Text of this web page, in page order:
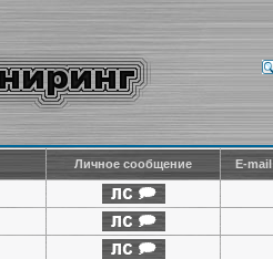
Личное сообщение E-